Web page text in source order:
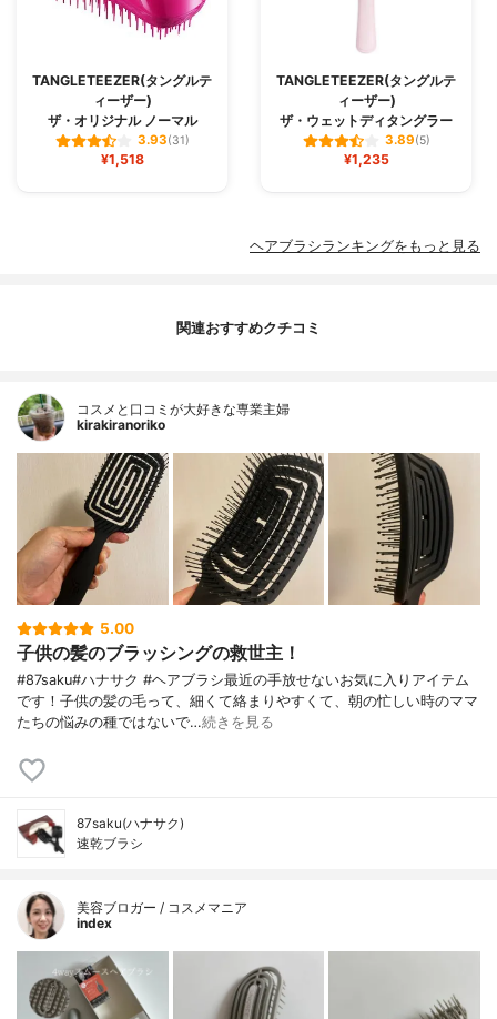
TANGLETEEZER(タングルテ
ィーザー)
ザ・オリジナル ノーマル
3.93(31)
¥1,518
TANGLETEEZER(タングルテ
ィーザー)
ザ・ウェットディタングラー
3.89(5)
¥1,235
ヘアブラシランキングをもっと見る
関連おすすめクチコミ
コスメと口コミが大好きな専業主婦
kirakiranoriko
5.00
子供の髪のブラッシングの救世主！
#87saku#ハナサク #ヘアブラシ最近の手放せないお気に入りアイテム
です！子供の髪の毛って、細くて絡まりやすくて、朝の忙しい時のママ
たちの悩みの種ではないで…続きを見る
87saku(ハナサク)
速乾ブラシ
美容ブロガー / コスメマニア
index